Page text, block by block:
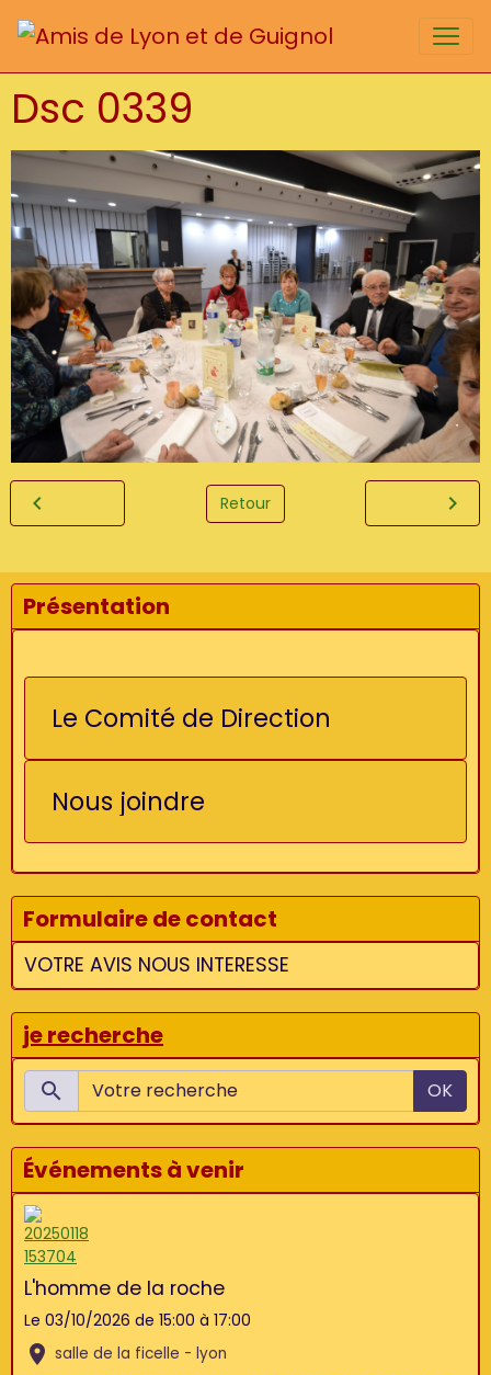
Dsc 0339
Retour
Présentation
Le Comité de Direction
Nous joindre
Formulaire de contact
VOTRE AVIS NOUS INTERESSE
je recherche
OK
Événements à venir
L'homme de la roche
Le 03/10/2026 de 15:00 à 17:00
salle de la ficelle - lyon